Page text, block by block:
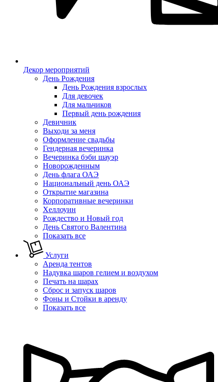
Декор мероприятий
День Рождения
День Рождения взрослых
Для девочек
Для мальчиков
Первый день рождения
Девичник
Выходи за меня
Оформление свадьбы
Гендерная вечеринка
Вечеринка бэби шауэр
Новорожденным
День флага ОАЭ
Национальный день ОАЭ
Открытие магазина
Корпоративные вечеринки
Хеллоуин
Рождество и Новый год
День Святого Валентина
Показать все
Услуги
Аренда тентов
Надувка шаров гелием и воздухом
Печать на шарах
Сброс и запуск шаров
Фоны и Стойки в аренду
Показать все